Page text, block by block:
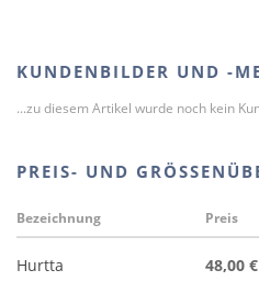
KUNDENBILDER UND -
...zu diesem Artikel wurde noch kein
PREIS- UND
Bezeichnung Preis
Hurtta
48,00 €